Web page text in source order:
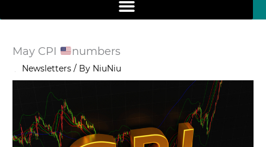
May CPI numbers
Newsletters / By NiuNiu